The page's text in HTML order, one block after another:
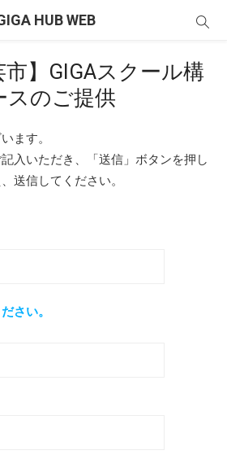
HUB WEB
市】GIGAスクール構
スのご提供
ます。
入いただき、「送信」ボタンを押し
送信してください。
さい。